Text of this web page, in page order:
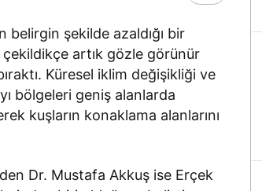
şekilde azaldığı bir
çekildikçe artık gözle görünür
Küresel iklim değişikliği ve
bölgeleri geniş alanlarda
kuşların konaklama alanlarını
Dr. Mustafa Akkuş ise Erçek